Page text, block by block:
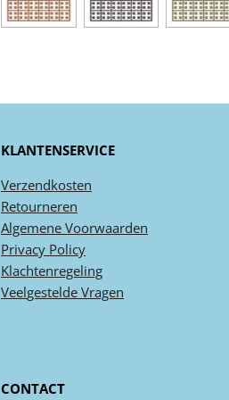
KLANTENSERVICE
Verzendkosten
Retourneren
Algemene Voorwaarden
Privacy Policy
Klachtenregeling
Veelgestelde Vragen
CONTACT